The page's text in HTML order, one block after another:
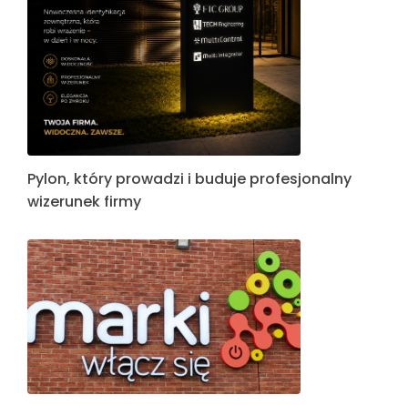
Pylon, który prowadzi i buduje profesjonalny
wizerunek firmy